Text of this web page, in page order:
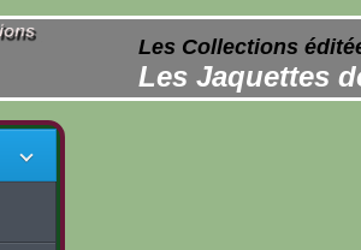
Les Collections
Les Jaquettes